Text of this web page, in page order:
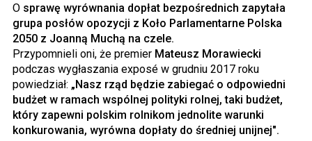
O sprawę wyrównania dopłat bezpośrednich zapytała
grupa posłów opozycji z Koło Parlamentarne Polska
2050 z Joanną Muchą na czele.
Przypomnieli oni, że premier Mateusz Morawiecki
podczas wygłaszania exposé w grudniu 2017 roku
powiedział: „Nasz rząd będzie zabiegać o odpowiedni
budżet w ramach wspólnej polityki rolnej, taki budżet,
który zapewni polskim rolnikom jednolite warunki
konkurowania, wyrówna dopłaty do średniej unijnej".